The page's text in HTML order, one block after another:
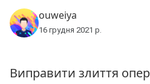
ouweiya
16 грудня 2021 р.
Виправити злиття